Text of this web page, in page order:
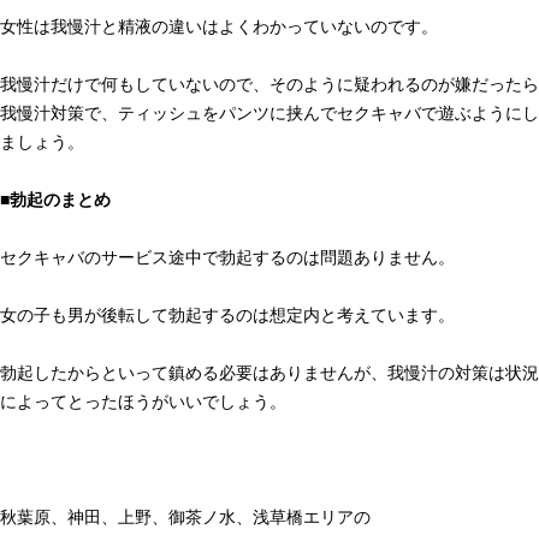
女性は我慢汁と精液の違いはよくわかっていないのです。
我慢汁だけで何もしていないので、そのように疑われるのが嫌だったら
我慢汁対策で、ティッシュをパンツに挟んでセクキャバで遊ぶようにし
ましょう。
■勃起のまとめ
セクキャバのサービス途中で勃起するのは問題ありません。
女の子も男が後転して勃起するのは想定内と考えています。
勃起したからといって鎮める必要はありませんが、我慢汁の対策は状況
によってとったほうがいいでしょう。
秋葉原、神田、上野、御茶ノ水、浅草橋エリアの